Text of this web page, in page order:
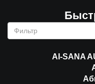
AI-SANA